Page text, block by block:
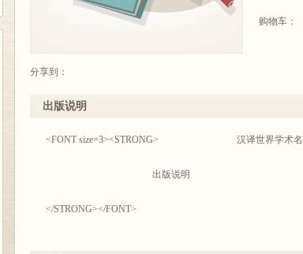
分享到：
购物车：
出版说明
<FONT size=3><STRONG> 汉译世界学术名
出版说明
</STRONG></FONT>